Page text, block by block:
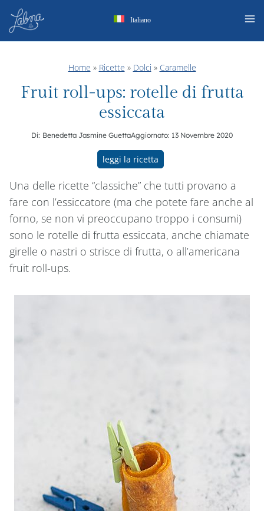
Salta
contenuto
Italiano
Home » Ricette » Dolci » Caramelle
Fruit roll-ups: rotelle di frutta
essiccata
Di: Benedetta Jasmine GuettaAggiornato: 13 Novembre 2020
leggi la ricetta
Una delle ricette “classiche” che tutti provano a
fare con l’essiccatore (ma che potete fare anche al
forno, se non vi preoccupano troppo i consumi)
sono le rotelle di frutta essiccata, anche chiamate
girelle o nastri o strisce di frutta, o all’americana
fruit roll-ups.